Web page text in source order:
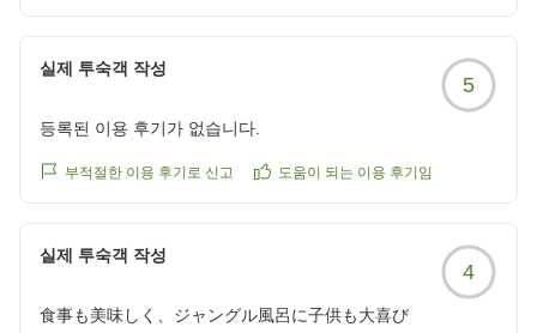
실제 투숙객 작성
5
등록된 이용 후기가 없습니다.
부적절한 이용 후기로 신고 도움이 되는 이용 후기임
실제 투숙객 작성
4
食事も美味しく、ジャングル風呂に子供も大喜び